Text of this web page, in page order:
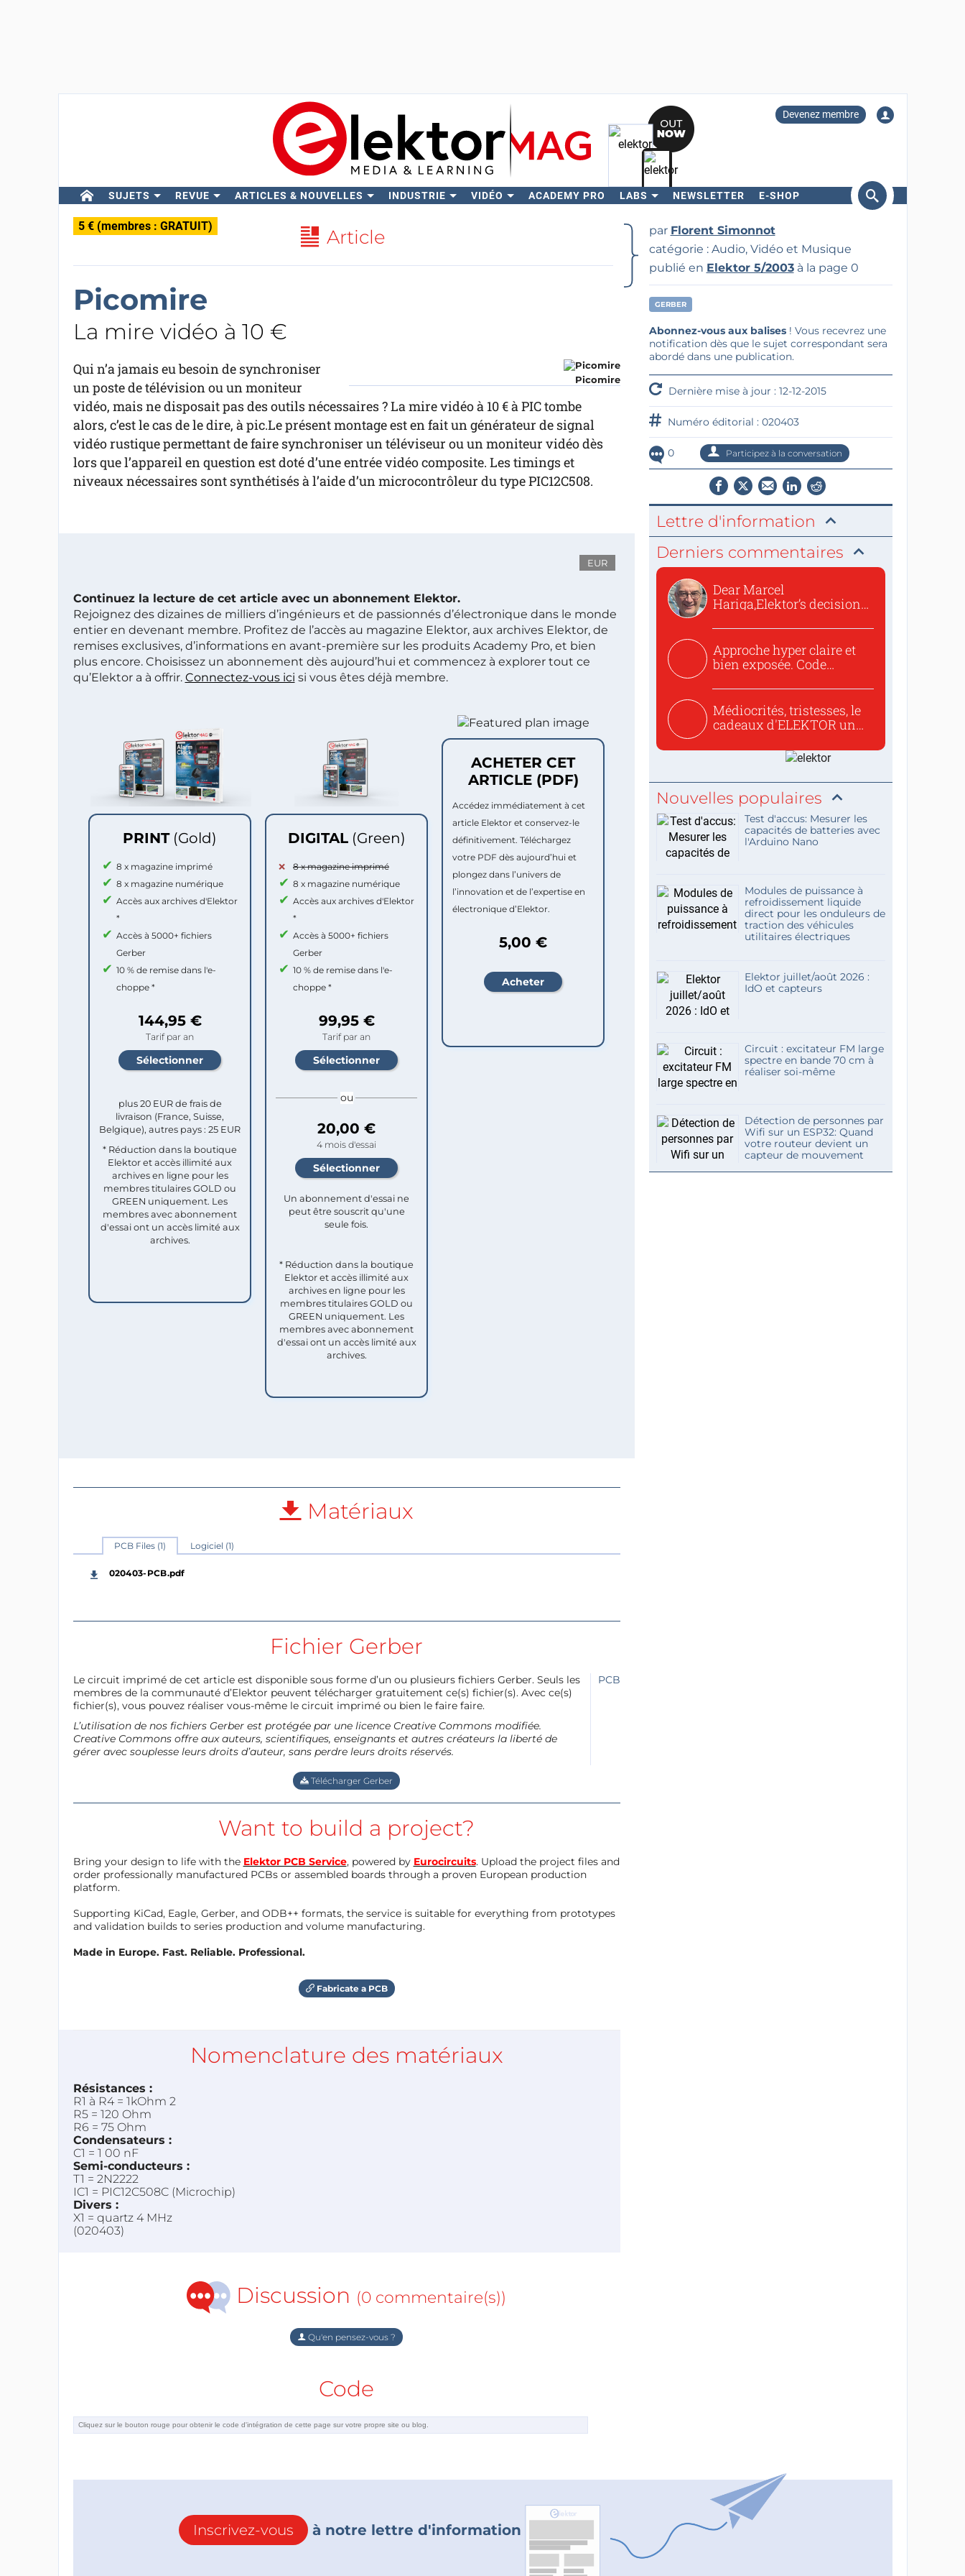
Devenez membre
SUJETS REVUE ARTICLES & NOUVELLES INDUSTRIE VIDÉO ACADEMY PRO LABS NEWSLETTER E-SHOP
Rechercher
5 € (membres : GRATUIT) Article
Picomire
La mire vidéo à 10 €
Picomire
Qui n’a jamais eu besoin de synchroniser
un poste de télévision ou un moniteur
vidéo, mais ne disposait pas des outils nécessaires ? La mire vidéo à 10 € à PIC tombe
alors, c’est le cas de le dire, à pic.Le présent montage est en fait un générateur de signal
vidéo rustique permettant de faire synchroniser un téléviseur ou un moniteur vidéo dès
lors que l’appareil en question est doté d’une entrée vidéo composite. Les timings et
niveaux nécessaires sont synthétisés à l’aide d’un microcontrôleur du type PIC12C508.
EUR
Continuez la lecture de cet article avec un abonnement Elektor.
Rejoignez des dizaines de milliers d’ingénieurs et de passionnés d’électronique dans le monde
entier en devenant membre. Profitez de l’accès au magazine Elektor, aux archives Elektor, de
remises exclusives, d’informations en avant-première sur les produits Academy Pro, et bien
plus encore. Choisissez un abonnement dès aujourd’hui et commencez à explorer tout ce
qu’Elektor a à offrir. Connectez-vous ici si vous êtes déjà membre.
PRINT (Gold)
8 x magazine imprimé
8 x magazine numérique
Accès aux archives d'Elektor
*
Accès à 5000+ fichiers
Gerber
10 % de remise dans l'e-
choppe *
144,95 €
Tarif par an
plus 20 EUR de frais de
livraison (France, Suisse,
Belgique), autres pays : 25 EUR
* Réduction dans la boutique
Elektor et accès illimité aux
archives en ligne pour les
membres titulaires GOLD ou
GREEN uniquement. Les
membres avec abonnement
d'essai ont un accès limité aux
archives.
DIGITAL (Green)
8 x magazine imprimé
8 x magazine numérique
Accès aux archives d'Elektor
*
Accès à 5000+ fichiers
Gerber
10 % de remise dans l'e-
choppe *
99,95 €
Tarif par an
ou
20,00 €
4 mois d'essai
Un abonnement d'essai ne
peut être souscrit qu'une
seule fois.​
* Réduction dans la boutique
Elektor et accès illimité aux
archives en ligne pour les
membres titulaires GOLD ou
GREEN uniquement. Les
membres avec abonnement
d'essai ont un accès limité aux
archives.
ACHETER CET
ARTICLE (PDF)
Accédez immédiatement à cet
article Elektor et conservez-le
définitivement. Téléchargez
votre PDF dès aujourd’hui et
plongez dans l’univers de
l’innovation et de l’expertise en
électronique d’Elektor.
5,00 €
Matériaux
PCB Files (1) Logiciel (1)
020403-PCB.pdf
Fichier Gerber
Le circuit imprimé de cet article est disponible sous forme d’un ou plusieurs fichiers Gerber. Seuls les
membres de la communauté d’Elektor peuvent télécharger gratuitement ce(s) fichier(s). Avec ce(s)
fichier(s), vous pouvez réaliser vous-même le circuit imprimé ou bien le faire faire.
L’utilisation de nos fichiers Gerber est protégée par une licence Creative Commons modifiée.
Creative Commons offre aux auteurs, scientifiques, enseignants et autres créateurs la liberté de
gérer avec souplesse leurs droits d’auteur, sans perdre leurs droits réservés.
PCB
Télécharger Gerber
Want to build a project?
Bring your design to life with the Elektor PCB Service, powered by Eurocircuits. Upload the project files and
order professionally manufactured PCBs or assembled boards through a proven European production
platform.
Supporting KiCad, Eagle, Gerber, and ODB++ formats, the service is suitable for everything from prototypes
and validation builds to series production and volume manufacturing.
Made in Europe. Fast. Reliable. Professional.
Fabricate a PCB
Nomenclature des matériaux
Résistances :
R1 à R4 = 1kOhm 2
R5 = 120 Ohm
R6 = 75 Ohm
Condensateurs :
C1 = 1 00 nF
Semi-conducteurs :
T1 = 2N2222
IC1 = PIC12C508C (Microchip)
Divers :
X1 = quartz 4 MHz
(020403)
Discussion (0 commentaire(s))
Qu'en pensez-vous ?
Code
par Florent Simonnot
catégorie : Audio, Vidéo et Musique
publié en Elektor 5/2003à la page 0
GERBER
Abonnez-vous aux balises! Vous recevrez une
notification dès que le sujet correspondant sera
abordé dans une publication.
Dernière mise à jour : 12-12-2015
Numéro éditorial : 020403
0 Participez à la conversation
Lettre d'information
Derniers commentaires
Dear Marcel
Hariga,Elektor’s decision
Approche hyper claire et
bien exposée. Code
Médiocrités, tristesses, le
cadeaux d'ELEKTOR un
Nouvelles populaires
Test d'accus: Mesurer les
capacités de batteries avec
l'Arduino Nano
Modules de puissance à
refroidissement liquide
direct pour les onduleurs de
traction des véhicules
utilitaires électriques
Elektor juillet/août 2026 :
IdO et capteurs
Circuit : excitateur FM large
spectre en bande 70 cm à
réaliser soi-même
Détection de personnes par
Wifi sur un ESP32: Quand
votre routeur devient un
capteur de mouvement
Inscrivez-vous à notre lettre d'information